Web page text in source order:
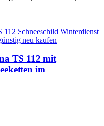
TS 112 mit
im